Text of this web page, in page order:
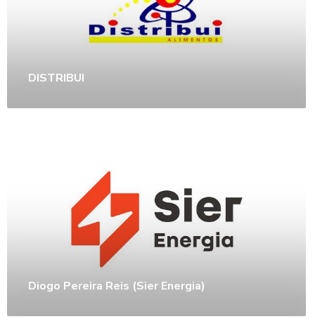
DISTRIBUI
Diogo Pereira Reis (Sier Energia)